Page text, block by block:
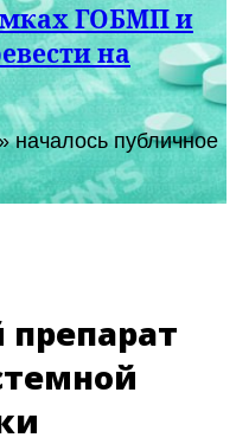
ГОБМП и
на
публичное